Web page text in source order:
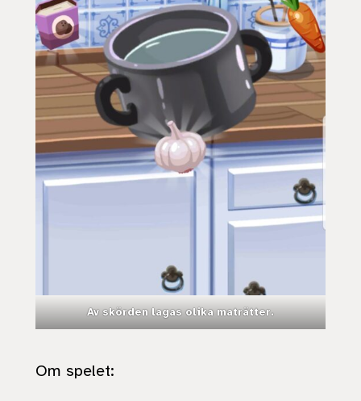
Av skörden lagas olika maträtter.
Om spelet: